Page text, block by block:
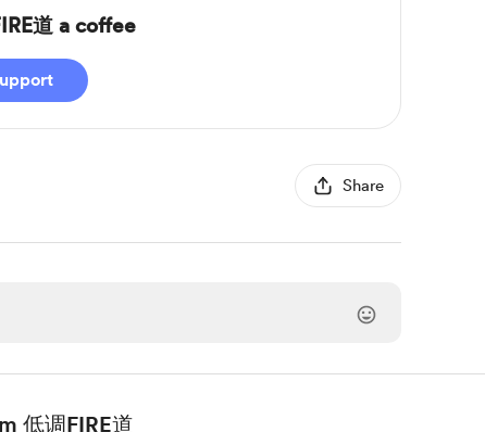
道 a coffee
Share
低调FIRE道